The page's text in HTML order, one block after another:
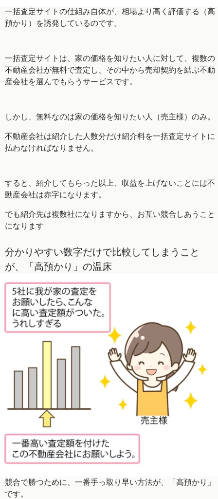
一括査定サイトの仕組み自体が、相場より高く評価する（高
預かり）を誘発しているのです。
一括査定サイトは、家の価格を知りたい人に対して、複数の
不動産会社が無料で査定し、その中から売却契約を結ぶ不動
産会社を選んでもらうサービスです。
しかし、無料なのは家の価格を知りたい人（売主様）のみ。
不動産会社は紹介した人数分だけ紹介料を一括査定サイトに
払わなければなりません。
すると、紹介してもらった以上、収益を上げないことには不
動産会社は赤字になります。
でも紹介先は複数社になりますから、お互い競合しあうこと
になります
分かりやすい数字だけで比較してしまうこと
が、「高預かり」の温床
競合で勝つために、一番手っ取り早い方法が、「高預かり」
です。